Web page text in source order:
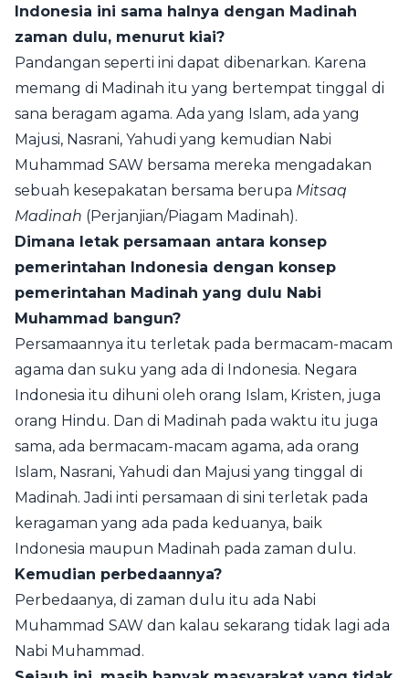
Indonesia ini sama halnya dengan Madinah
zaman dulu, menurut kiai?
Pandangan seperti ini dapat dibenarkan. Karena
memang di Madinah itu yang bertempat tinggal di
sana beragam agama. Ada yang Islam, ada yang
Majusi, Nasrani, Yahudi yang kemudian Nabi
Muhammad SAW bersama mereka mengadakan
sebuah kesepakatan bersama berupa Mitsaq
Madinah (Perjanjian/Piagam Madinah).
Dimana letak persamaan antara konsep
pemerintahan Indonesia dengan konsep
pemerintahan Madinah yang dulu Nabi
Muhammad bangun?
Persamaannya itu terletak pada bermacam-macam
agama dan suku yang ada di Indonesia. Negara
Indonesia itu dihuni oleh orang Islam, Kristen, juga
orang Hindu. Dan di Madinah pada waktu itu juga
sama, ada bermacam-macam agama, ada orang
Islam, Nasrani, Yahudi dan Majusi yang tinggal di
Madinah. Jadi inti persamaan di sini terletak pada
keragaman yang ada pada keduanya, baik
Indonesia maupun Madinah pada zaman dulu.
Kemudian perbedaannya?
Perbedaanya, di zaman dulu itu ada Nabi
Muhammad SAW dan kalau sekarang tidak lagi ada
Nabi Muhammad.